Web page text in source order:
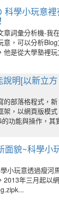
科學小玩意
章詞彙分析機-我
意，可以分析
他是從大學塾裡
明[以新立方
的部落格程式，新
架，以網頁版模式
功能與操作，其
面貌~科學小
小玩意透過瘦河
2013年三月起以